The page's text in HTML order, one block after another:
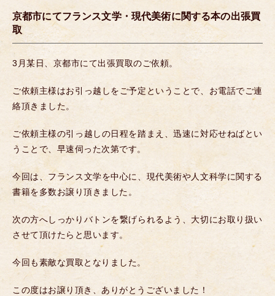
京都市にてフランス文学・現代美術に関する本の出張買
取
3月某日、京都市にて出張買取のご依頼。
ご依頼主様はお引っ越しをご予定ということで、お電話でご連
絡頂きました。
ご依頼主様の引っ越しの日程を踏まえ、迅速に対応せねばとい
うことで、早速伺った次第です。
今回は、フランス文学を中心に、現代美術や人文科学に関する
書籍を多数お譲り頂きました。
次の方へしっかりバトンを繋げられるよう、大切にお取り扱い
させて頂けたらと思います。
今回も素敵な買取となりました。
この度はお譲り頂き、ありがとうございました！